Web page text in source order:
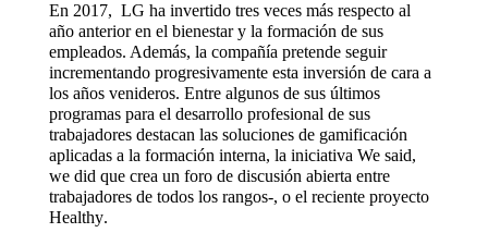
En 2017, LG ha invertido tres veces más respecto al
año anterior en el bienestar y la formación de sus
empleados. Además, la compañía pretende seguir
incrementando progresivamente esta inversión de cara a
los años venideros. Entre algunos de sus últimos
programas para el desarrollo profesional de sus
trabajadores destacan las soluciones de gamificación
aplicadas a la formación interna, la iniciativa We said,
we did que crea un foro de discusión abierta entre
trabajadores de todos los rangos-, o el reciente proyecto
Healthy.